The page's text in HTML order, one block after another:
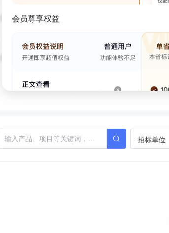
会员尊享权益
招标单位